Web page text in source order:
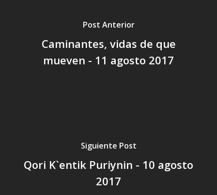
Post Anterior
Caminantes, vidas de que
mueven - 11 agosto 2017
Siguiente Post
Qori K`entik Puriynin - 10 agosto
2017